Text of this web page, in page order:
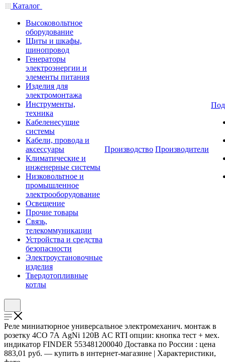
Каталог
Высоковольтное
оборудование
Щиты и шкафы,
шинопровод
Генераторы
электроэнергии и
элементы питания
Изделия для
электромонтажа
Инструменты,
техника
Кабеленесущие
системы
Кабели, провода и
аксессуары
Климатические и
инженерные системы
Низковольтное и
промышленное
электрооборудование
Освещение
Прочие товары
Связь,
телекоммуникации
Устройства и средства
безопасности
Электроустановочные
изделия
Твердотопливные
котлы
Производство Производители
Реле миниатюрное универсальное электромеханич. монтаж в
розетку 4CO 7А AgNi 120В AC RTI опции: кнопка тест + мех.
индикатор FINDER 553481200040 Доставка по России : цена
883,01 руб. — купить в интернет-магазине | Характеристики,